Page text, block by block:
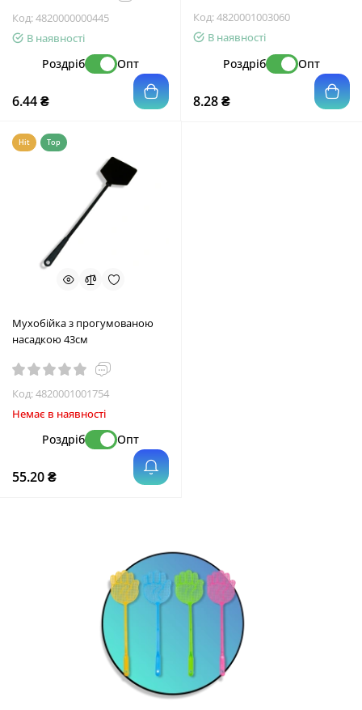
Код:4820000000445
В наявності
Роздріб Опт
6.44 ₴
Код:4820001003060
В наявності
Роздріб Опт
8.28 ₴
Hit Top
Мухобійка з прогумованою
насадкою 43см
Код:4820001001754
Немає в наявності
Роздріб Опт
55.20 ₴